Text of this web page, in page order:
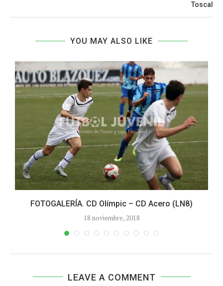
Toscal
YOU MAY ALSO LIKE
FOTOGALERÍA. CD Olímpic – CD Acero (LN8)
18 noviembre, 2018
LEAVE A COMMENT